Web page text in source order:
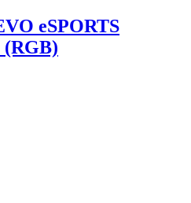
eSPORTS
(RGB)